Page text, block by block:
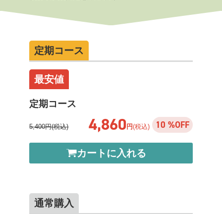
定期コース
最安値
定期コース
5,400円(税込) 4,860 円(税込) 10 %OFF
カートに入れる
通常購入